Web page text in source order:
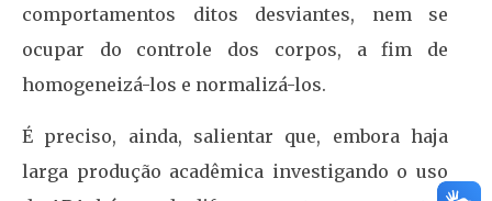
comportamentos ditos desviantes, nem se
ocupar do controle dos corpos, a fim de
homogeneizá-los e normalizá-los.
É preciso, ainda, salientar que, embora haja
larga produção acadêmica investigando o uso